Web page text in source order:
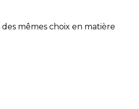
mêmes choix en matière